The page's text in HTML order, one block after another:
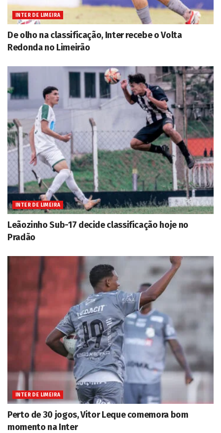
INTER DE LIMEIRA
De olho na classificação, Inter recebe o Volta
Redonda no Limeirão
INTER DE LIMEIRA
Leãozinho Sub-17 decide classificação hoje no
Pradão
INTER DE LIMEIRA
Perto de 30 jogos, Vitor Leque comemora bom
momento na Inter